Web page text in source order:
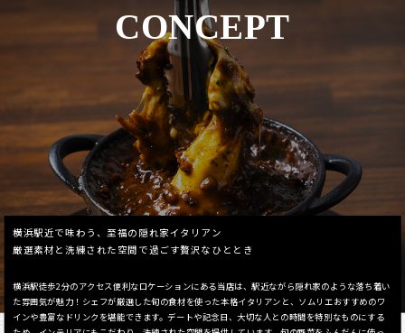
CONCEPT
横浜駅近で味わう、至福の隠れ家イタリアン
厳選素材と洗練された空間で過ごす贅沢なひととき
横浜駅徒歩2分のアクセス便利なロケーションにある当店は、駅近ながら隠れ家のような落ち着い
た雰囲気が魅力！シェフが厳選した旬の食材を使った本格イタリアンと、ソムリエおすすめのワ
インや豊富なドリンクを堪能できます。デートや記念日、大切な人との時間を特別なものにする